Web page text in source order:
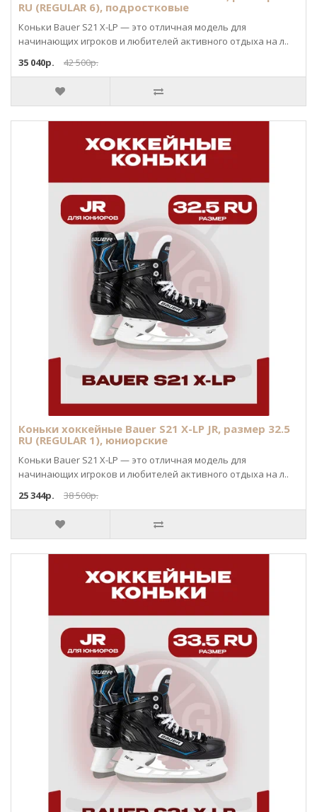
RU (REGULAR 6), подростковые
Коньки Bauer S21 X-LP — это отличная модель для
начинающих игроков и любителей активного отдыха на л..
35 040р.
42 500р.
Коньки хоккейные Bauer S21 X-LP JR, размер 32.5
RU (REGULAR 1), юниорские
Коньки Bauer S21 X-LP — это отличная модель для
начинающих игроков и любителей активного отдыха на л..
25 344р.
38 500р.